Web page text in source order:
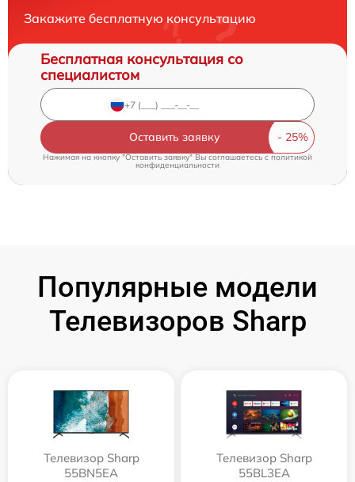
Закажите бесплатную консультацию
Бесплатная консультация со
специалистом
Оставить заявку
Нажимая на кнопку "Оставить заявку" Вы соглашаетесь c политикой
конфиденциальности
Популярные модели
Телевизоров Sharp
Телевизор Sharp
55BN5EA
Телевизор Sharp
55BL3EA